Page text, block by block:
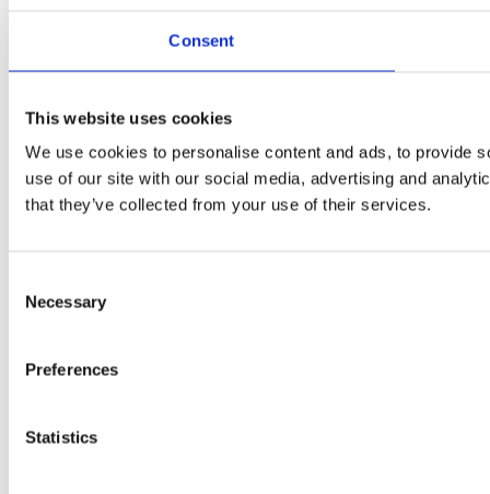
Consent
This website uses cookies
We use cookies to personalise content and ads, to provide
use of our site with our social media, advertising and
that they’ve collected from your use of their services.
Selection
Necessary
Preferences
Statistics